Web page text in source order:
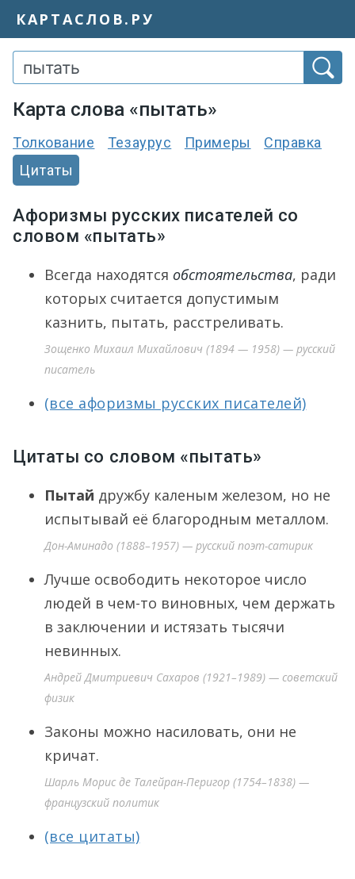
КАРТАСЛОВ.РУ
Карта слова «пытать»
Толкование Тезаурус Примеры
Справка
Цитаты
Афоризмы русских писателей со
словом «пытать»
Всегда находятся обстоятельства, ради
которых считается допустимым
казнить, пытать, расстреливать.
Зощенко Михаил Михайлович (1894 — 1958) — русский
писатель
(все афоризмы русских писателей)
Цитаты со словом «пытать»
Пытай дружбу каленым железом, но не
испытывай её благородным металлом.
Дон-Аминадо (1888–1957) — русский поэт-сатирик
Лучше освободить некоторое число
людей в чем-то виновных, чем держать
в заключении и истязать тысячи
невинных.
Андрей Дмитриевич Сахаров (1921–1989) — советский
физик
Законы можно насиловать, они не
кричат.
Шарль Морис де Талейран-Перигор (1754–1838) —
французский политик
(все цитаты)